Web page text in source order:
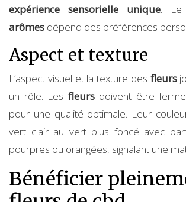
expérience sensorielle unique. Le
arômes dépend des préférences
Aspect et texture
L’aspect visuel et la texture des fleurs
un rôle. Les fleursdoivent être
pour une qualité optimale. Leur
vert clair au vert plus foncé avec
pourpres ou orangées, signalant une
Bénéficier